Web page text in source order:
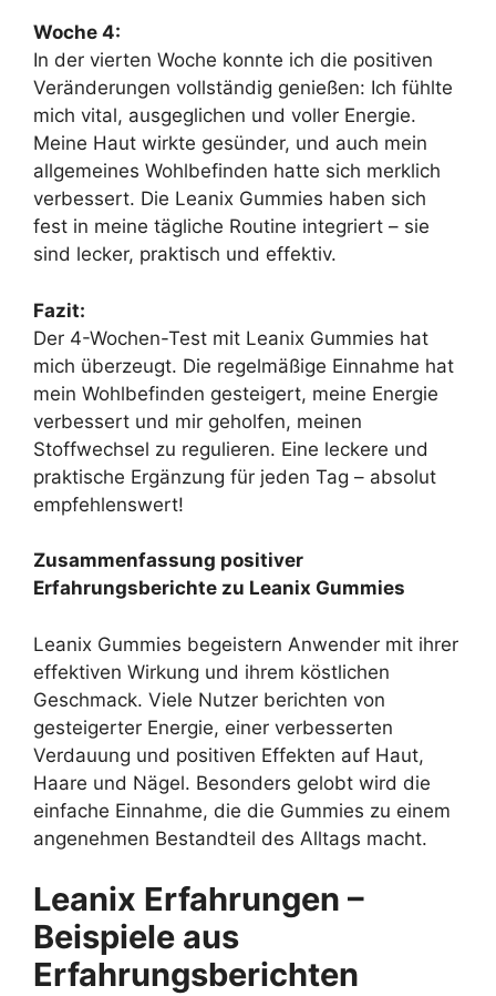
Woche 4:
In der vierten Woche konnte ich die positiven
Veränderungen vollständig genießen: Ich fühlte
mich vital, ausgeglichen und voller Energie.
Meine Haut wirkte gesünder, und auch mein
allgemeines Wohlbefinden hatte sich merklich
verbessert. Die Leanix Gummies haben sich
fest in meine tägliche Routine integriert – sie
sind lecker, praktisch und effektiv.
Fazit:
Der 4-Wochen-Test mit Leanix Gummies hat
mich überzeugt. Die regelmäßige Einnahme hat
mein Wohlbefinden gesteigert, meine Energie
verbessert und mir geholfen, meinen
Stoffwechsel zu regulieren. Eine leckere und
praktische Ergänzung für jeden Tag – absolut
empfehlenswert!
Zusammenfassung positiver
Erfahrungsberichte zu Leanix Gummies
Leanix Gummies begeistern Anwender mit ihrer
effektiven Wirkung und ihrem köstlichen
Geschmack. Viele Nutzer berichten von
gesteigerter Energie, einer verbesserten
Verdauung und positiven Effekten auf Haut,
Haare und Nägel. Besonders gelobt wird die
einfache Einnahme, die die Gummies zu einem
angenehmen Bestandteil des Alltags macht.
Leanix Erfahrungen –
Beispiele aus
Erfahrungsberichten